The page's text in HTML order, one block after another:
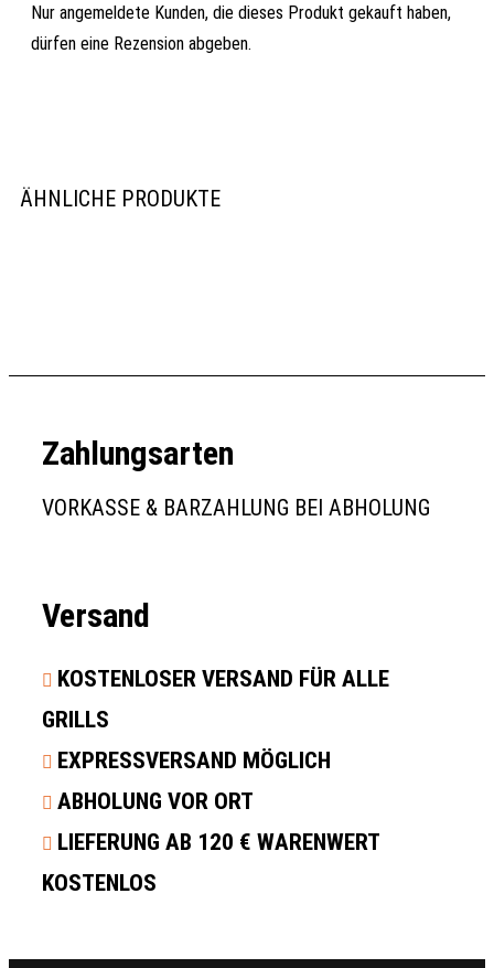
Nur angemeldete Kunden, die dieses Produkt gekauft haben,
dürfen eine Rezension abgeben.
ÄHNLICHE PRODUKTE
Zahlungsarten
VORKASSE & BARZAHLUNG BEI ABHOLUNG
Versand
KOSTENLOSER VERSAND FÜR ALLE
GRILLS
EXPRESSVERSAND MÖGLICH
ABHOLUNG VOR ORT
LIEFERUNG AB 120 € WARENWERT
KOSTENLOS